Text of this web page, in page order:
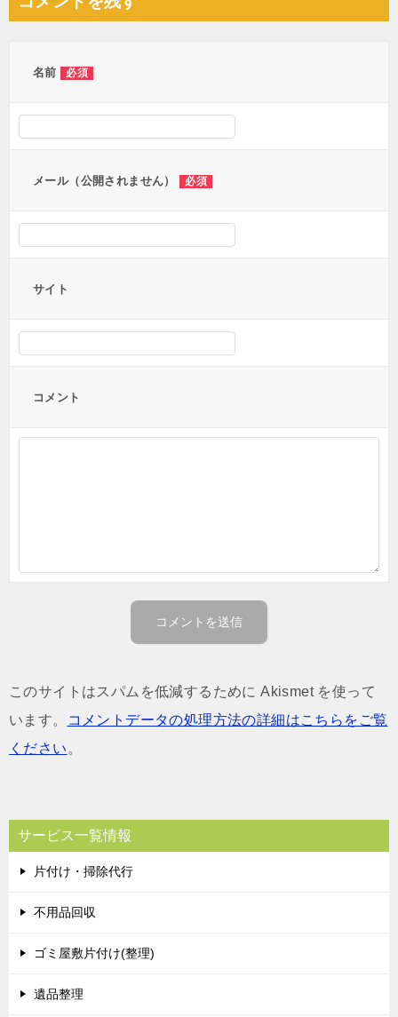
ビ
名前 必須
メール（公開されません） 必須
サイト
コメント
このサイトはスパムを低減するために Akismet を使って
います。
コメントデータの処理方法の詳細はこちらをご覧
ください 。
サービス一覧情報
片付け・掃除代行
不用品回収
ゴミ屋敷片付け(整理)
遺品整理